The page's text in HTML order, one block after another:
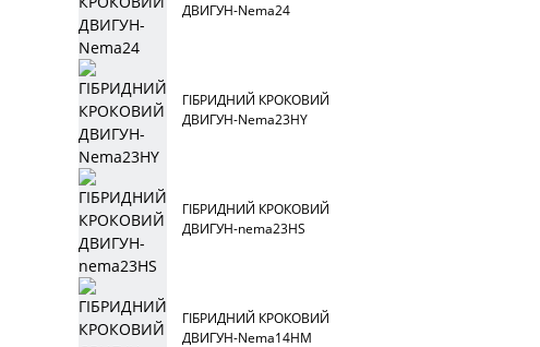
ДВИГУН-Nema24
ГІБРИДНИЙ КРОКОВИЙ
ДВИГУН-Nema23HY
ГІБРИДНИЙ КРОКОВИЙ
ДВИГУН-nema23HS
ГІБРИДНИЙ КРОКОВИЙ
ДВИГУН-Nema14HM